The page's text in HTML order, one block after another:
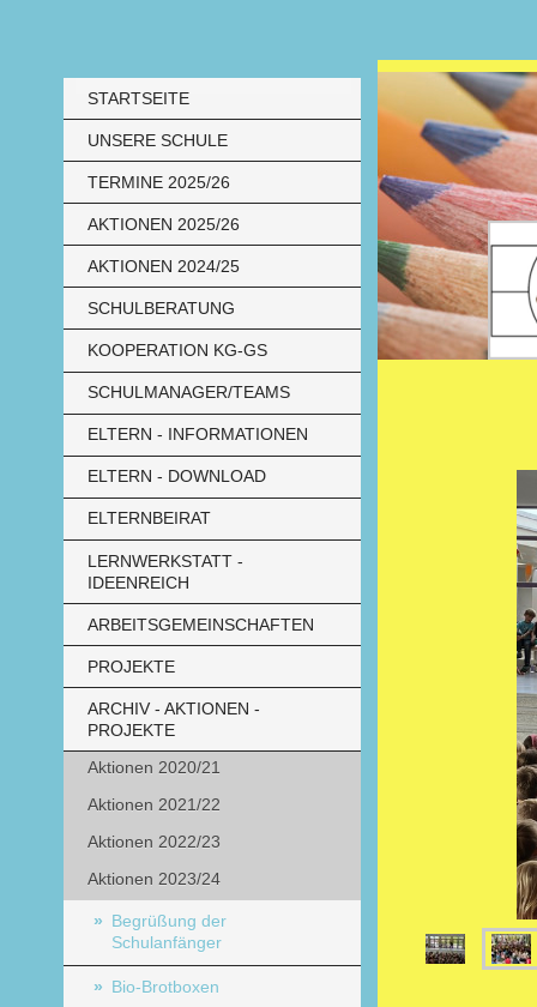
STARTSEITE
UNSERE SCHULE
TERMINE 2025/26
AKTIONEN 2025/26
AKTIONEN 2024/25
SCHULBERATUNG
KOOPERATION KG-GS
SCHULMANAGER/TEAMS
ELTERN - INFORMATIONEN
ELTERN - DOWNLOAD
ELTERNBEIRAT
LERNWERKSTATT -
IDEENREICH
ARBEITSGEMEINSCHAFTEN
PROJEKTE
ARCHIV - AKTIONEN -
PROJEKTE
Aktionen 2020/21
Aktionen 2021/22
Aktionen 2022/23
Aktionen 2023/24
Begrüßung der
Schulanfänger
Bio-Brotboxen